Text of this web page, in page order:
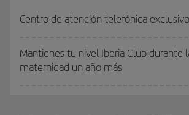
Centro de atención telefónica exclusivo
Mantienes tu nivel Iberia Club durante
maternidad un año más